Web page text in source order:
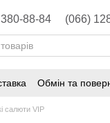
88-84 (066)
Обмін та
салюти VIP